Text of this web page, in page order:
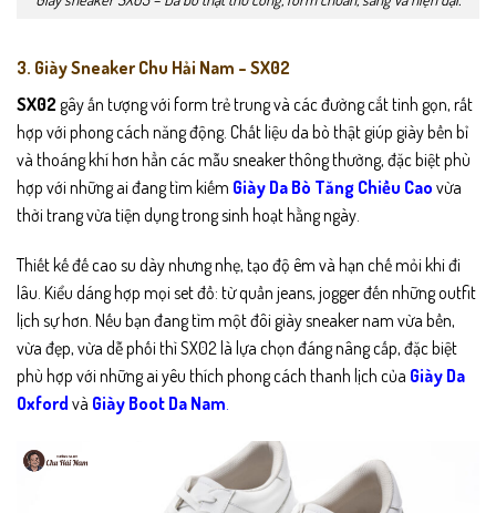
3. Giày Sneaker Chu Hải Nam – SX02
SX02 gây ấn tượng với form trẻ trung và các đường cắt tinh gọn, rất
hợp với phong cách năng động. Chất liệu da bò thật giúp giày bền bỉ
và thoáng khí hơn hẳn các mẫu sneaker thông thường, đặc biệt phù
hợp với những ai đang tìm kiếm Giày Da Bò Tăng Chiều Cao vừa
thời trang vừa tiện dụng trong sinh hoạt hằng ngày.
Thiết kế đế cao su dày nhưng nhẹ, tạo độ êm và hạn chế mỏi khi đi
lâu. Kiểu dáng hợp mọi set đồ: từ quần jeans, jogger đến những outfit
lịch sự hơn. Nếu bạn đang tìm một đôi giày sneaker nam vừa bền,
vừa đẹp, vừa dễ phối thì SX02 là lựa chọn đáng nâng cấp, đặc biệt
phù hợp với những ai yêu thích phong cách thanh lịch của Giày Da
Oxford và Giày Boot Da Nam.